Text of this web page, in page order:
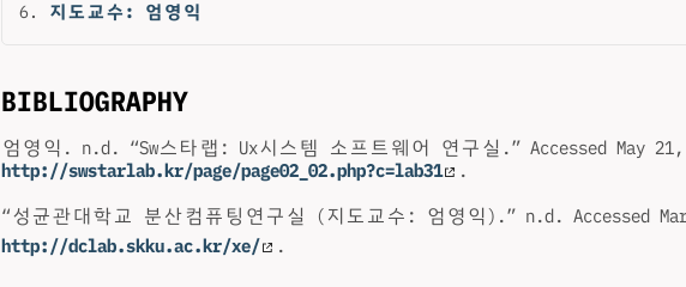
지도교수: 엄영익
BIBLIOGRAPHY
엄영익. n.d. “Sw스타랩: Ux시스템 소프트웨어 연구실.” Accessed May
http://swstarlab.kr/page/page02_02.php?c=lab31
.
“성균관대학교 분산컴퓨팅연구실 (지도교수: 엄영익).” n.d. Accessed
http://dclab.skku.ac.kr/xe/
.